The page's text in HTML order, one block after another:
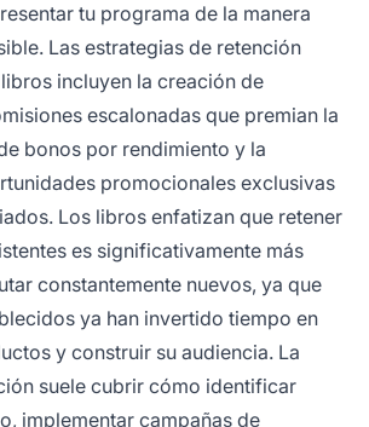
tu programa de la manera
Las estrategias de retención
incluyen la creación de
escalonadas que premian la
bonos por rendimiento y la
promocionales exclusivas
Los libros enfatizan que retener
es significativamente más
constantemente nuevos, ya que
ya han invertido tiempo en
y construir su audiencia. La
suele cubrir cómo identificar
implementar campañas de